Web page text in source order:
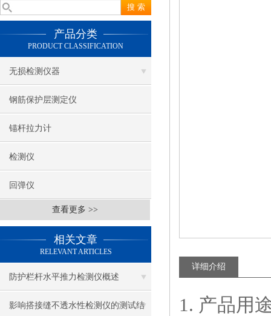
产品分类
PRODUCT CLASSIFICATION
无损检测仪器
钢筋保护层测定仪
锚杆拉力计
检测仪
回弹仪
查看更多 >>
相关文章
RELEVANT ARTICLES
防护栏杆水平推力检测仪概述
影响搭接缝不透水性检测仪的测试结
详细介绍
1. 产品用